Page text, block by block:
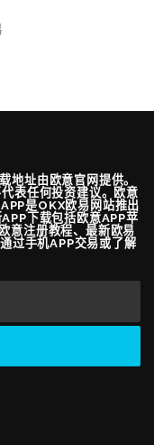
地址由欧意官网提供。
表任何投资建议。欧意
是OKX欧易网站推出
下载包括欧意APP苹
意注册教程、最新欧易
过手机APP交易或了解